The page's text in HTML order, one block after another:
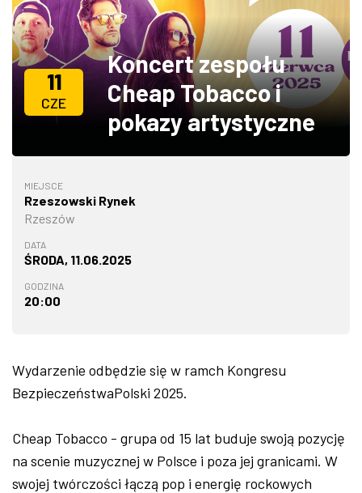
ZDJĘCIA
W RZESZOWIE
11
CZE
Koncert zespołu
Cheap Tobacco i
pokazy artystyczne
MIEJSCE
Rzeszowski Rynek
Rzeszów
DATA
ŚRODA, 11.06.2025
GODZINA
20:00
Wydarzenie odbędzie się w ramch Kongresu
BezpieczeństwaPolski 2025.
Cheap Tobacco - grupa od 15 lat buduje swoją pozycję
na scenie muzycznej w Polsce i poza jej granicami. W
swojej twórczości łączą pop i energię rockowych